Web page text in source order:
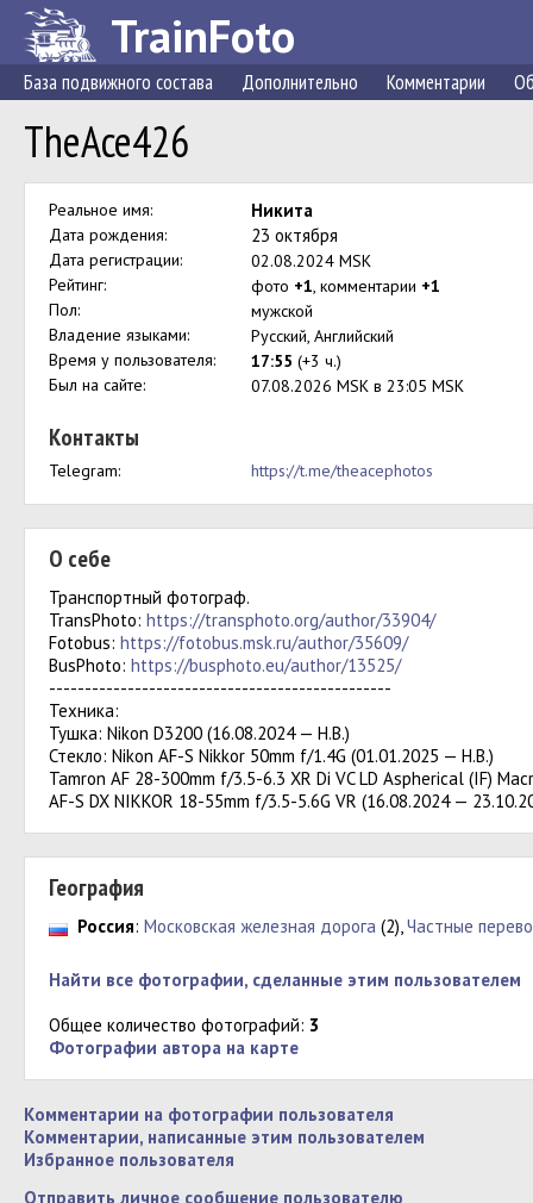
TrainFoto
База подвижного состава Дополнительно Комментарии
TheAce426
Реальное имя: Никита
Дата рождения: 23 октября
Дата регистрации:
02.08.2024 MSK
Рейтинг:
фото +1, комментарии +1
Пол:
мужской
Владение языками:
Русский, Английский
Время у пользователя:
17:55 (+3 ч.)
Был на сайте:
07.08.2026 MSK в 23:05 MSK
Контакты
Telegram: https://t.me/theacephotos
О себе
Транспортный фотограф.
TransPhoto: https://transphoto.org/author/33904/
Fotobus: https://fotobus.msk.ru/author/35609/
BusPhoto: https://busphoto.eu/author/13525/
------------------------------------------------
Техника:
Тушка: Nikon D3200 (16.08.2024 — Н.В.)
Стекло: Nikon AF-S Nikkor 50mm f/1.4G (01.01.2025 — Н.В.)
Tamron AF 28-300mm f/3.5-6.3 XR Di VC LD Aspherical (IF)
AF-S DX NIKKOR 18-55mm f/3.5-5.6G VR (16.08.2024 —
География
Россия: Московская железная дорога (2),Частные
Найти все фотографии, сделанные этим пользователем
Общее количество фотографий: 3
Фотографии автора на карте
Комментарии на фотографии пользователя
Комментарии, написанные этим пользователем
Избранное пользователя
Отправить личное сообщение пользователю